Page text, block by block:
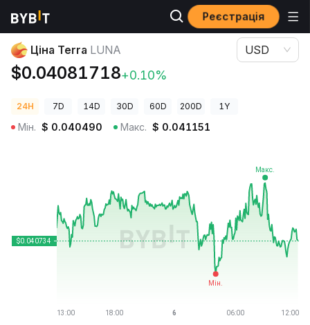
Реєстрація
Ціни криптовалют
Ціна Terra LUNA
$0.04081718+0.10%
USD
24H 7D 14D 30D 60D 200D 1Y
Мін. $ 0.040490 Макс. $ 0.041151